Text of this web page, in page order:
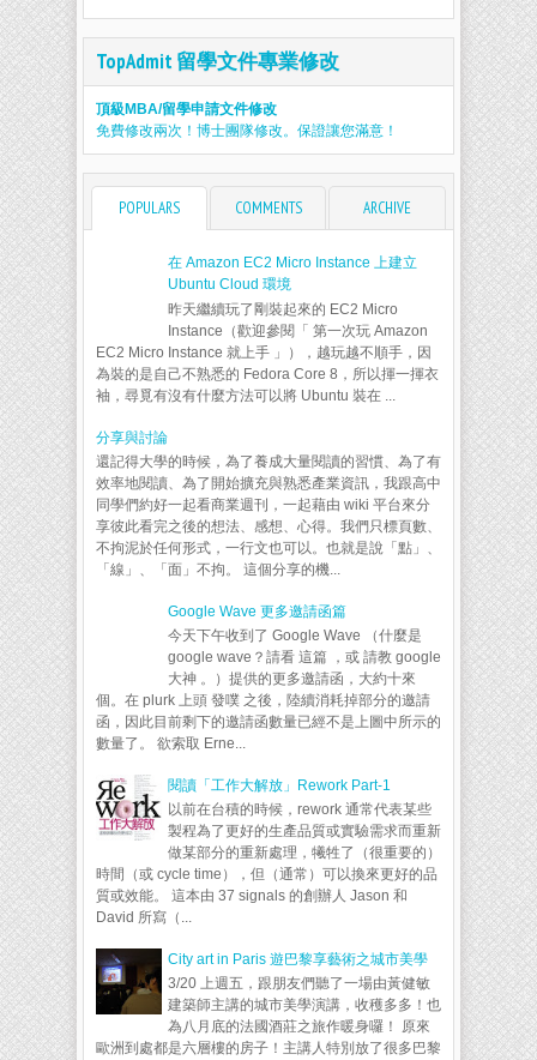
TopAdmit 留學文件專業修改
頂級MBA/留學申請文件修改
免費修改兩次！博士團隊修改。保證讓您滿意！
POPULARS COMMENTS ARCHIVE
在 Amazon EC2 Micro Instance 上建立
Ubuntu Cloud 環境
昨天繼續玩了剛裝起來的 EC2 Micro
Instance（歡迎參閱「 第一次玩 Amazon
EC2 Micro Instance 就上手 」），越玩越不順手，因
為裝的是自己不熟悉的 Fedora Core 8，所以揮一揮衣
袖，尋覓有沒有什麼方法可以將 Ubuntu 裝在 ...
分享與討論
還記得大學的時候，為了養成大量閱讀的習慣、為了有
效率地閱讀、為了開始擴充與熟悉產業資訊，我跟高中
同學們約好一起看商業週刊，一起藉由 wiki 平台來分
享彼此看完之後的想法、感想、心得。我們只標頁數、
不拘泥於任何形式，一行文也可以。也就是說「點」、
「線」、「面」不拘。 這個分享的機...
Google Wave 更多邀請函篇
今天下午收到了 Google Wave （什麼是
google wave？請看 這篇 ，或 請教 google
大神 。）提供的更多邀請函，大約十來
個。在 plurk 上頭 發噗 之後，陸續消耗掉部分的邀請
函，因此目前剩下的邀請函數量已經不是上圖中所示的
數量了。 欲索取 Erne...
閱讀「工作大解放」Rework Part-1
以前在台積的時候，rework 通常代表某些
製程為了更好的生產品質或實驗需求而重新
做某部分的重新處理，犧牲了（很重要的）
時間（或 cycle time），但（通常）可以換來更好的品
質或效能。 這本由 37 signals 的創辦人 Jason 和
David 所寫（...
City art in Paris 遊巴黎享藝術之城市美學
3/20 上週五，跟朋友們聽了一場由黃健敏
建築師主講的城市美學演講，收穫多多！也
為八月底的法國酒莊之旅作暖身囉！ 原來
歐洲到處都是六層樓的房子！主講人特別放了很多巴黎